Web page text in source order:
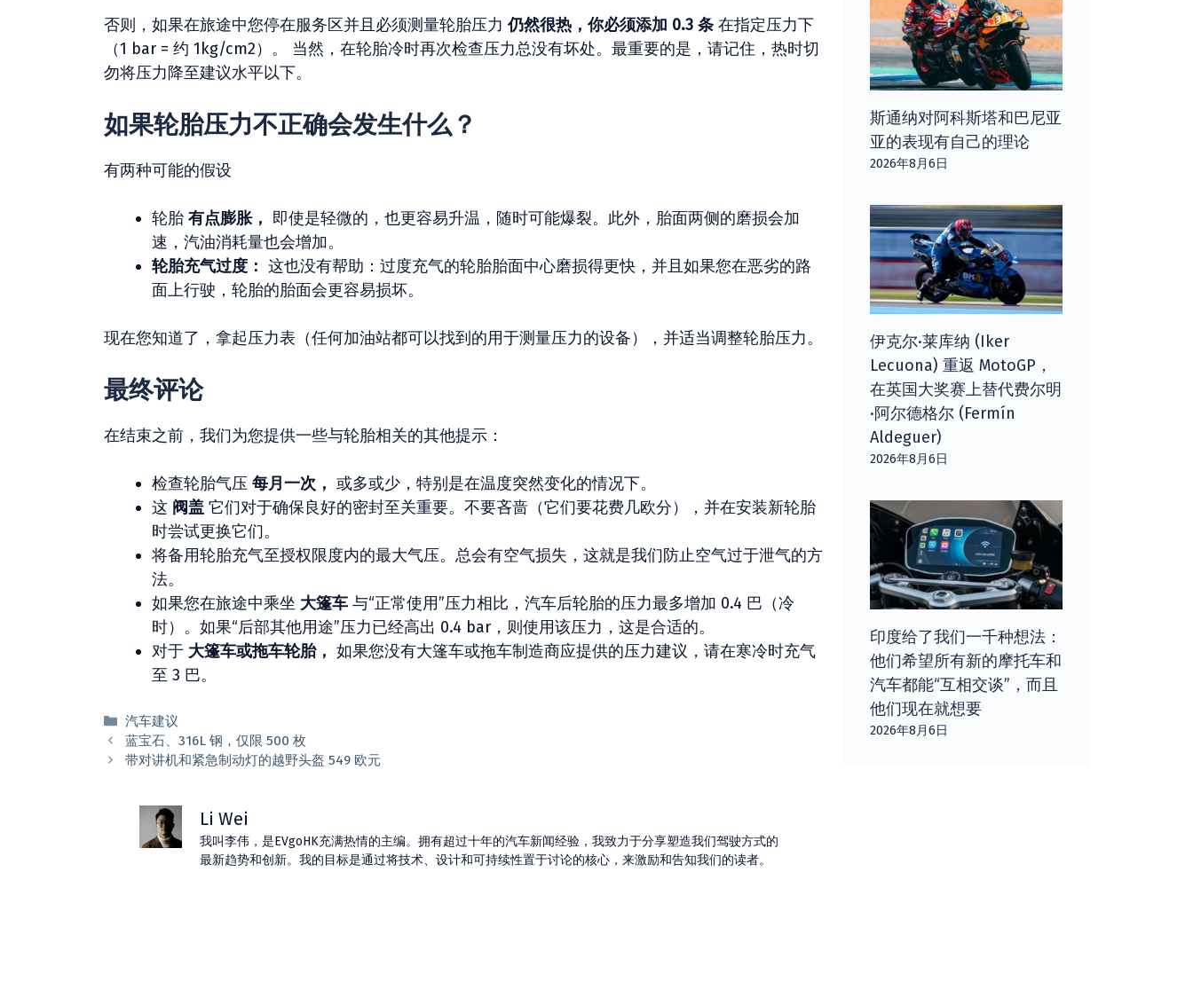
否则，如果在旅途中您停在服务区并且必须测量轮胎压力仍然很热，你必须添加 0.3 条 在指定压力下
（1 bar = 约 1kg/cm2）。 当然，在轮胎冷时再次检查压力总没有坏处。最重要的是，请记住，热时切
勿将压力降至建议水平以下。
如果轮胎压力不正确会发生什么？
有两种可能的假设
轮胎 有点膨胀， 即使是轻微的，也更容易升温，随时可能爆裂。此外，胎面两侧的磨损会加
速，汽油消耗量也会增加。
轮胎充气过度： 这也没有帮助：过度充气的轮胎胎面中心磨损得更快，并且如果您在恶劣的路
面上行驶，轮胎的胎面会更容易损坏。
现在您知道了，拿起压力表（任何加油站都可以找到的用于测量压力的设备），并适当调整轮胎压力。
最终评论
在结束之前，我们为您提供一些与轮胎相关的其他提示：
检查轮胎气压 每月一次， 或多或少，特别是在温度突然变化的情况下。
这 阀盖 它们对于确保良好的密封至关重要。不要吝啬（它们要花费几欧分），并在安装新轮胎
时尝试更换它们。
将备用轮胎充气至授权限度内的最大气压。总会有空气损失，这就是我们防止空气过于泄气的方
法。
如果您在旅途中乘坐 大篷车 与“正常使用”压力相比，汽车后轮胎的压力最多增加 0.4 巴（冷
时）。如果“后部其他用途”压力已经高出 0.4 bar，则使用该压力，这是合适的。
对于 大篷车或拖车轮胎， 如果您没有大篷车或拖车制造商应提供的压力建议，请在寒冷时充气
至 3 巴。
分
类
汽车建议
蓝宝石、316L 钢，仅限 500 枚
带对讲机和紧急制动灯的越野头盔 549 欧元
Li Wei
我叫李伟，是EVgoHK充满热情的主编。拥有超过十年的汽车新闻经验，我致力于分享塑造我们驾驶方式的
最新趋势和创新。我的目标是通过将技术、设计和可持续性置于讨论的核心，来激励和告知我们的读者。
斯通纳对阿科斯塔和巴尼亚
亚的表现有自己的理论
2026年8月6日
伊克尔·莱库纳 (Iker
Lecuona) 重返 MotoGP，
在英国大奖赛上替代费尔明
·阿尔德格尔 (Fermín
Aldeguer)
2026年8月6日
印度给了我们一千种想法：
他们希望所有新的摩托车和
汽车都能“互相交谈”，而且
他们现在就想要
2026年8月6日